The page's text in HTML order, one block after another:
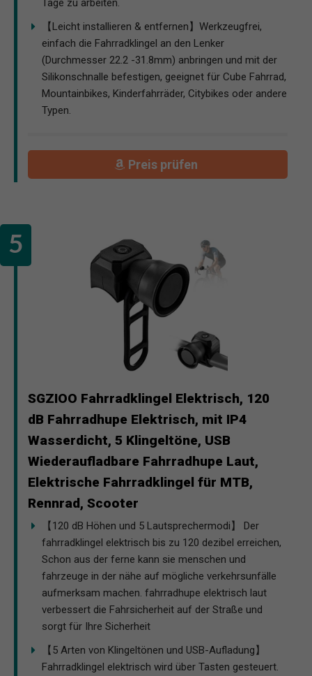
Tage zu arbeiten.
【Leicht installieren & entfernen】Werkzeugfrei,
einfach die Fahrradklingel an den Lenker
(Durchmesser 22.2 -31.8mm) anbringen und mit der
Silikonschnalle befestigen, geeignet für Cube Fahrrad,
Mountainbikes, Kinderfahrräder, Citybikes oder andere
Typen.
Preis prüfen
SGZIOO Fahrradklingel Elektrisch, 120
dB Fahrradhupe Elektrisch, mit IP4
Wasserdicht, 5 Klingeltöne, USB
Wiederaufladbare Fahrradhupe Laut,
Elektrische Fahrradklingel für MTB,
Rennrad, Scooter
【120 dB Höhen und 5 Lautsprechermodi】 Der
fahrradklingel elektrisch bis zu 120 dezibel erreichen,
Schon aus der ferne kann sie menschen und
fahrzeuge in der nähe auf mögliche verkehrsunfälle
aufmerksam machen. fahrradhupe elektrisch laut
verbessert die Fahrsicherheit auf der Straße und
sorgt für Ihre Sicherheit
【5 Arten von Klingeltönen und USB-Aufladung】
Fahrradklingel elektrisch wird über Tasten gesteuert.